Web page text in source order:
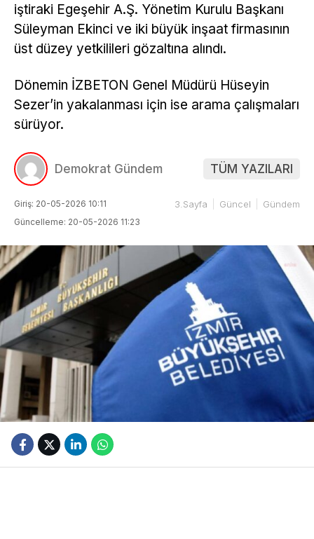
iştiraki Egeşehir A.Ş. Yönetim Kurulu Başkanı
Süleyman Ekinci ve iki büyük inşaat firmasının
üst düzey yetkilileri gözaltına alındı.
Dönemin İZBETON Genel Müdürü Hüseyin
Sezer’in yakalanması için ise arama çalışmaları
sürüyor.
Demokrat Gündem TÜM YAZILARI
Giriş: 20-05-2026 10:11
Güncelleme: 20-05-2026 11:23
3.Sayfa Güncel Gündem